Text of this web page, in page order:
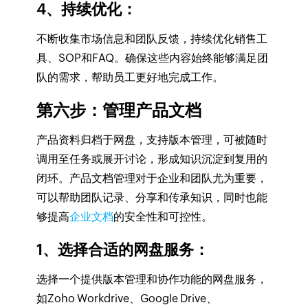
4、持续优化：
不断收集市场信息和团队反馈，持续优化销售工
具、SOP和FAQ。确保这些内容始终能够满足团
队的需求，帮助员工更好地完成工作。
第六步：管理产品文档
产品资料归档于网盘，支持版本管理，可被随时
调用至任务或展开讨论，形成知识沉淀到复用的
闭环。产品文档管理对于企业和团队尤为重要，
可以帮助团队记录、分享和传承知识，同时也能
够提高企业文档的安全性和可控性。
1、选择合适的网盘服务：
选择一个提供版本管理和协作功能的网盘服务，
如Zoho Workdrive、Google Drive、